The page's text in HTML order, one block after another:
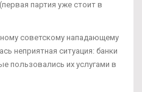
партия уже стоит в
советскому нападающему
неприятная ситуация: банки
пользовались их услугами в